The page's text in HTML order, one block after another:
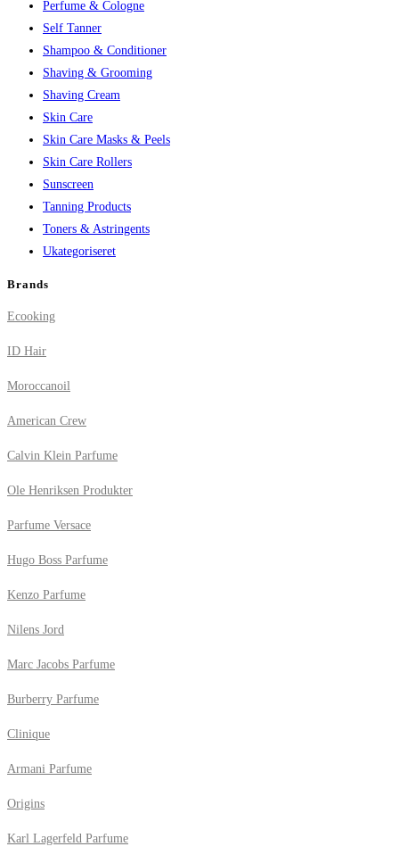
Perfume & Cologne
Self Tanner
Shampoo & Conditioner
Shaving & Grooming
Shaving Cream
Skin Care
Skin Care Masks & Peels
Skin Care Rollers
Sunscreen
Tanning Products
Toners & Astringents
Ukategoriseret
Brands
Ecooking
ID Hair
Moroccanoil
American Crew
Calvin Klein Parfume
Ole Henriksen Produkter
Parfume Versace
Hugo Boss Parfume
Kenzo Parfume
Nilens Jord
Marc Jacobs Parfume
Burberry Parfume
Clinique
Armani Parfume
Origins
Karl Lagerfeld Parfume